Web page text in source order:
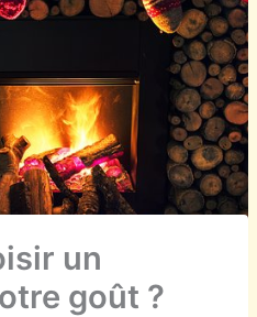
un
goût ?